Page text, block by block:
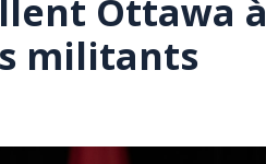
Ottawa à
militants